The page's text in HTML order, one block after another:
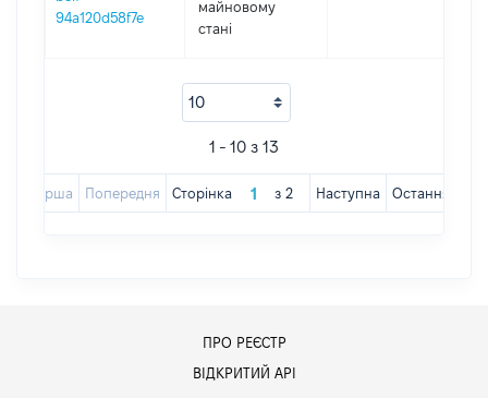
94a120d58f7e
майновому
стані
1 - 10 з 13
Перша Попередня Сторінка з 2 Наступна Остання
ПРО РЕЄСТР
ВІДКРИТИЙ АРІ